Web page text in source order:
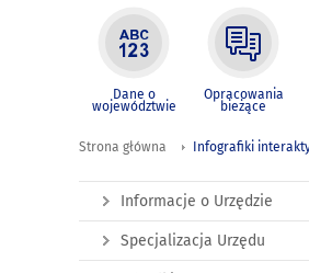
Dane o
województwie
Opracowania
bieżące
Strona główna Infografiki
Informacje o Urzędzie
Specjalizacja Urzędu